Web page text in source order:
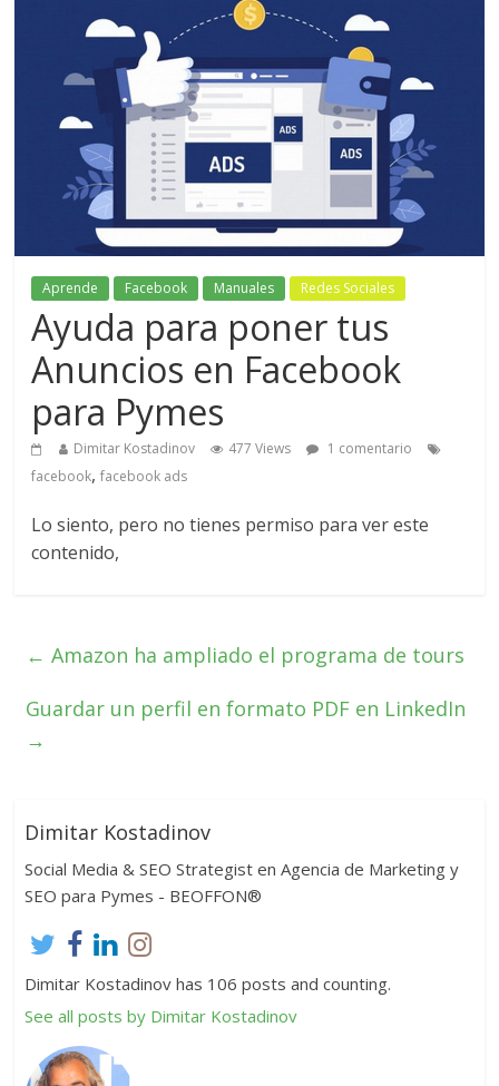
Aprende Facebook Manuales Redes Sociales
Ayuda para poner tus
Anuncios en Facebook
para Pymes
Dimitar Kostadinov 477 Views
1 comentario
facebook,facebook ads
Lo siento, pero no tienes permiso para ver este
contenido,
← Amazon ha ampliado el programa de tours
Guardar un perfil en formato PDF en LinkedIn
→
Dimitar Kostadinov
Social Media & SEO Strategist en Agencia de Marketing y
SEO para Pymes - BEOFFON®
Dimitar Kostadinov has 106 posts and counting.
See all posts by Dimitar Kostadinov